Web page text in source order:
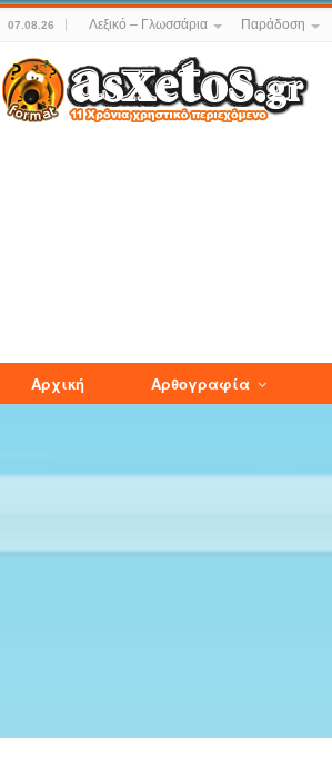
07.08.26 Λεξικό – Γλωσσάρια Παράδοση
Αρχική Αρθογραφία